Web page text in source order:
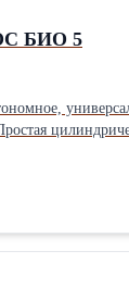
БИО 5
всей плоскости
Способ отведения